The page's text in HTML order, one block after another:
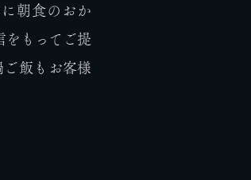
朝食のおか
もってご提
ご飯もお客様